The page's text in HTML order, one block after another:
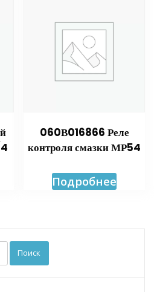
060В016866 Реле
контроля смазки МР54
Подробнее
Поиск